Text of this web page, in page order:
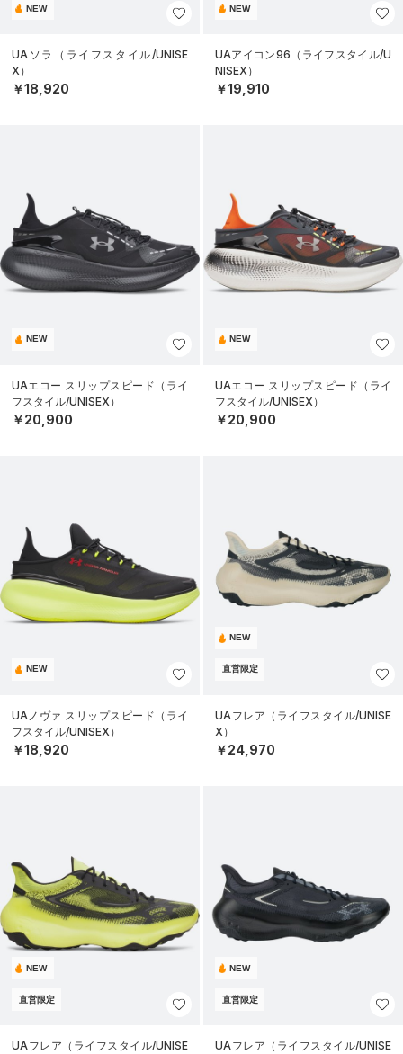
NEW
UAソラ（ライフスタイル/UNISE
X）
￥18,920
NEW
UAアイコン96（ライフスタイル/U
NISEX）
￥19,910
NEW
UAエコー スリップスピード（ライ
フスタイル/UNISEX）
￥20,900
NEW
UAエコー スリップスピード（ライ
フスタイル/UNISEX）
￥20,900
NEW
UAノヴァ スリップスピード（ライ
フスタイル/UNISEX）
￥18,920
NEW
直営限定
UAフレア（ライフスタイル/UNISE
X）
￥24,970
NEW
直営限定
UAフレア（ライフスタイル/UNISE
NEW
直営限定
UAフレア（ライフスタイル/UNISE